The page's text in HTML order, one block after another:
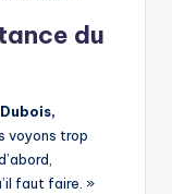
du
voyons trop
faut faire. »